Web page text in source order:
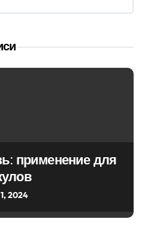
применение для
2024